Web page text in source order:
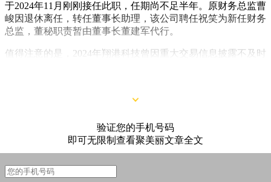
于2024年11月刚刚接任此职，任期尚不足半年。原财务总监曹
峻因退休离任，转任董事长助理，该公司聘任祝笑为新任财务
总监，董秘职责暂由董事长董建军代行。
值得注意的是，2024年翔港科技曾因重大交易信息披露不及时
验证您的手机号码
即可无限制查看聚美丽文章全文